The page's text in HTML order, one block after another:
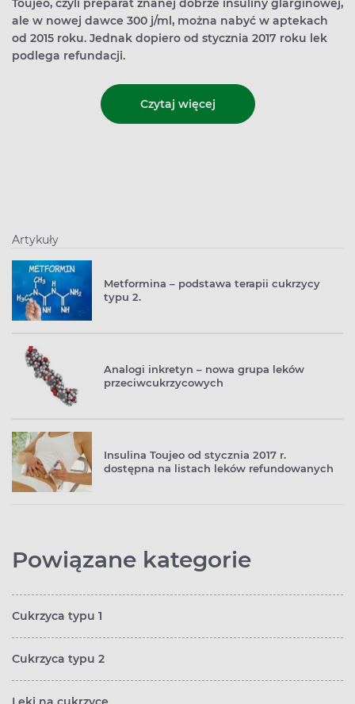
Toujeo, czyli preparat znanej dobrze insuliny glarginowej,
ale w nowej dawce 300 j/ml, można nabyć w aptekach
od 2015 roku. Jednak dopiero od stycznia 2017 roku lek
podlega refundacji.
Czytaj więcej
Artykuły
Metformina – podstawa terapii cukrzycy
typu 2.
Analogi inkretyn – nowa grupa leków
przeciwcukrzycowych
Insulina Toujeo od stycznia 2017 r.
dostępna na listach leków refundowanych
Powiązane kategorie
Cukrzyca typu 1
Cukrzyca typu 2